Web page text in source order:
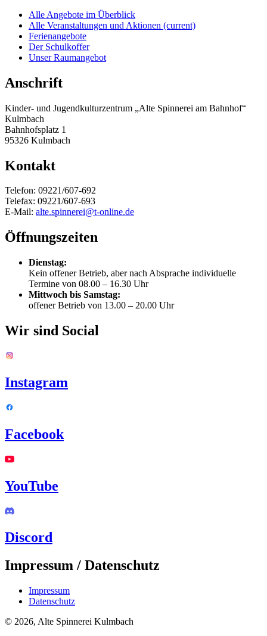
Alle Angebote im Überblick
Alle Veranstaltungen und Aktionen (current)
Ferienangebote
Der Schulkoffer
Unser Raumangebot
Anschrift
Kinder- und Jugendkulturzentrum „Alte Spinnerei am Bahnhof“
Kulmbach
Bahnhofsplatz 1
95326 Kulmbach
Kontakt
Telefon: 09221/607-692
Telefax: 09221/607-693
E-Mail: alte.spinnerei@t-online.de
Öffnungszeiten
Dienstag:
Kein offener Betrieb, aber nach Absprache individuelle
Termine von 08.00 – 16.30 Uhr
Mittwoch bis Samstag:
offener Betrieb von 13.00 – 20.00 Uhr
Wir sind Social
Instagram
Facebook
YouTube
Discord
Impressum / Datenschutz
Impressum
Datenschutz
© 2026, Alte Spinnerei Kulmbach